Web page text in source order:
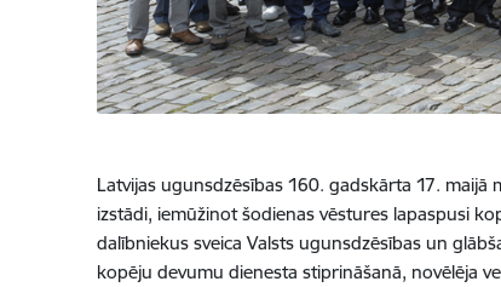
Latvijas ugunsdzēsības 160. gadskārta 17.
izstādi, iemūžinot šodienas vēstures lapaspusi
dalībniekus sveica Valsts ugunsdzēsības un
kopēju devumu dienesta stiprināšanā, novēlēja